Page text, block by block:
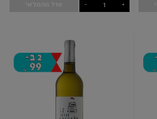
- +